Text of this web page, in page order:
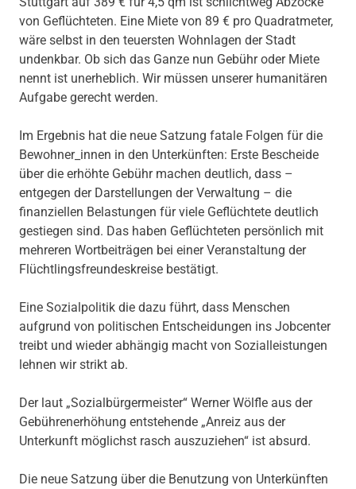
von Geflüchteten. Eine Miete von 89 € pro Quadratmeter,
wäre selbst in den teuersten Wohnlagen der Stadt
undenkbar. Ob sich das Ganze nun Gebühr oder Miete
nennt ist unerheblich. Wir müssen unserer humanitären
Aufgabe gerecht werden.
Im Ergebnis hat die neue Satzung fatale Folgen für die
Bewohner_innen in den Unterkünften: Erste Bescheide
über die erhöhte Gebühr machen deutlich, dass –
entgegen der Darstellungen der Verwaltung – die
finanziellen Belastungen für viele Geflüchtete deutlich
gestiegen sind. Das haben Geflüchteten persönlich mit
mehreren Wortbeiträgen bei einer Veranstaltung der
Flüchtlingsfreundeskreise bestätigt.
Eine Sozialpolitik die dazu führt, dass Menschen
aufgrund von politischen Entscheidungen ins Jobcenter
treibt und wieder abhängig macht von Sozialleistungen
lehnen wir strikt ab.
Der laut „Sozialbürgermeister“ Werner Wölfle aus der
Gebührenerhöhung entstehende „Anreiz aus der
Unterkunft möglichst rasch auszuziehen“ ist absurd.
Die neue Satzung über die Benutzung von Unterkünften